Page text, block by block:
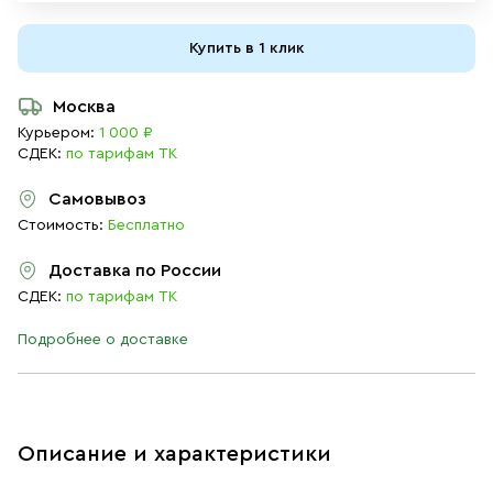
Купить в 1 клик
Москва
Курьером: 1 000 ₽
СДЕК: по тарифам ТК
Самовывоз
Стоимость: Бесплатно
Доставка по России
СДЕК: по тарифам ТК
Подробнее о доставке
Описание и характеристики